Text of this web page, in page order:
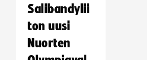
Salibandylii
ton uusi
Nuorten